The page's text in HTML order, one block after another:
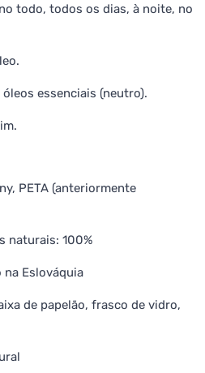
todo, todos os dias, à noite, no
essenciais (neutro).
PETA (anteriormente
naturais: 100%
na Eslováquia
de papelão, frasco de vidro,